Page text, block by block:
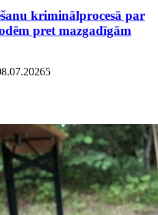
kriminālprocesā par
pret mazgadīgām
5